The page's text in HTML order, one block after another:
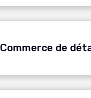
Commerce de